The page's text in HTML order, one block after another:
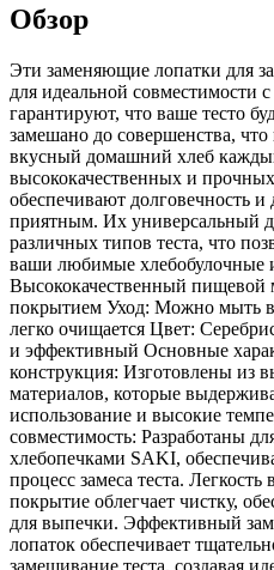
Обзор
Эти заменяющие лопатки для
для идеальной совместимости
гарантируют, что ваше тесто
замешано до совершенства,
вкусный домашний хлеб
высококачественных и
обеспечивают долговечность
приятным. Их универсальный
различных типов теста, что
ваши любимые хлебобулочные
Высококачественный пищевой
покрытием Уход: Можно мыть
легко очищается Цвет:
и эффективный Основные
конструкция: Изготовлены из
материалов, которые
использование и высокие
совместимость: Разработаны
хлебопечками SAKI,
процесс замеса теста.
покрытие облегчает чистку,
для выпечки. Эффективный
лопаток обеспечивает